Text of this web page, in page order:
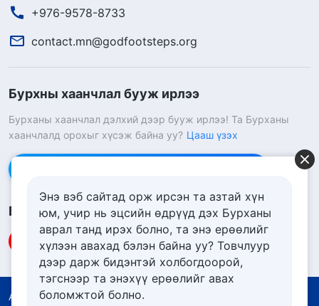
+976-9578-8733
contact.mn@godfootsteps.org
Бурхны хаанчлал бууж ирлээ
Бурханы хаанчлал дэлхий дээр бууж ирлээ! Та Бурханы
хаанчлалд орохыг хүсэж байна уу? Цааш үзэх
Биднийг дагах
Ашиглалтын нөхцөлүүд
Нууцлалын бодлого
Энэ вэб сайтад орж ирсэн та азтай хүн
юм, учир нь эцсийн өдрүүд дэх Бурханы
аврал танд ирэх болно, та энэ ерѳѳлийг
хүлээн авахад бэлэн байна уу? Товчлуур
дээр дарж бидэнтэй холбогдоорой,
тэгснээр та энэхүү ерѳѳлийг авах
боломжтой болно.